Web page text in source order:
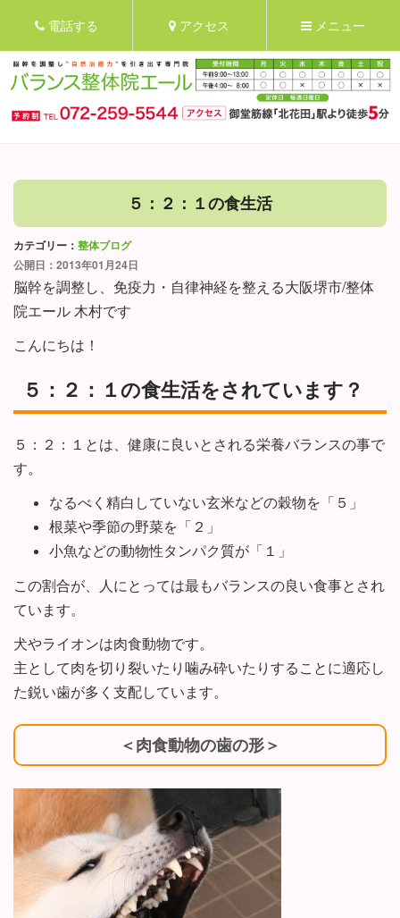
電話する アクセス メニュー
５：２：１の食生活
カテゴリー： 整体ブログ
公開日：2013年01月24日
脳幹を調整し、免疫力・自律神経を整える大阪堺市/整体
院エール 木村です
こんにちは！
５：２：１の食生活をされています？
５：２：１とは、健康に良いとされる栄養バランスの事で
す。
なるべく精白していない玄米などの穀物を「５」
根菜や季節の野菜を「２」
小魚などの動物性タンパク質が「１」
この割合が、人にとっては最もバランスの良い食事とされ
ています。
犬やライオンは肉食動物です。
主として肉を切り裂いたり噛み砕いたりすることに適応し
た鋭い歯が多く支配しています。
＜肉食動物の歯の形＞